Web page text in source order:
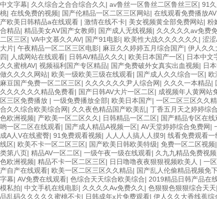
中文字幕| 久久综合之合合综合久久 | av鲁丝一区鲁丝二区鲁丝三区| 91
桃| 在线免费的视频| 国产伦精品一区二区三区网站| 在线观看免费播放
产欧美日韩精品a在线观看 | 激情在线不卡| 美女视频黄全部免费网站| 粉
合精品| 精品美女AⅤ国产女教师| 国产成人无线视频| 久久久久久av免费
二区三区| VA中文慕久久AV| 国产91电影| 欧美性大战久久久久久久 | 涩
大片| 午夜精品一区二区三区电影| 麻豆久久婷婷五月综合国产| 伊人久久
四| 人成网站在线观看| 日韩AV精品久久久 | 欧美日本国产一区| 日本中文
久久蜜桃AV| 视频福利国产专区精品| 国产免费破外女真实出血视频| 日
做久久久久网站| 欧美一级欧美三级在线观看| 国产成人久久综合一区| 欧
麻豆国产免费一区二区三区| 久久久久久久尹人综合网| 久久久一本精品|
久久久久久久精品免费看| 国产日韩AV大片一区二区| 成视频年人黄网站
区三区免费播放 | 一级免费播放全部| 欧美日本国产| 一区二区三区久久
合久久综合欧美综合网| 久久夜色精品国产欧美乱| 丁香五月天之婷婷综
色欧洲视频| 产欧美一区二区久久 | 日韩精品一区二区| 国产精品专区在线
哟一区二区在线观看| 国产成人精品A视频一区| AV天堂婷婷综合免费网|
成A人V在线蜜臀| 91免费观看视频| 人人人人搞人人摸9| 线看免费观看一
线区| 欧美不卡一区二区三区| 国产欧美日韩欧美特级| 免费一区二区视频
类第八页| 精品AV一区二区| 一级午夜一级在线观看| 久九九精品免费视频
色欧洲视频| 精品不卡一区二区三区| 日日噜噜夜夜狠狠视频欧美人 | 一
产自产在线观看| 欧美一区二区三区久久精品| 国产乱人伦偷精品视频免
字幕| AV免费在线观看| 色综合天天综合欧美综合| 2019精品日韩产品在
模私拍| 中文手机在线电影| 久久久久Av免费久久 | 色狠狠色狠狠综合天天
品乱码久久久久久蜜桃不卡| 日韩成年x片免费观看| 伊人久久大香线蕉综